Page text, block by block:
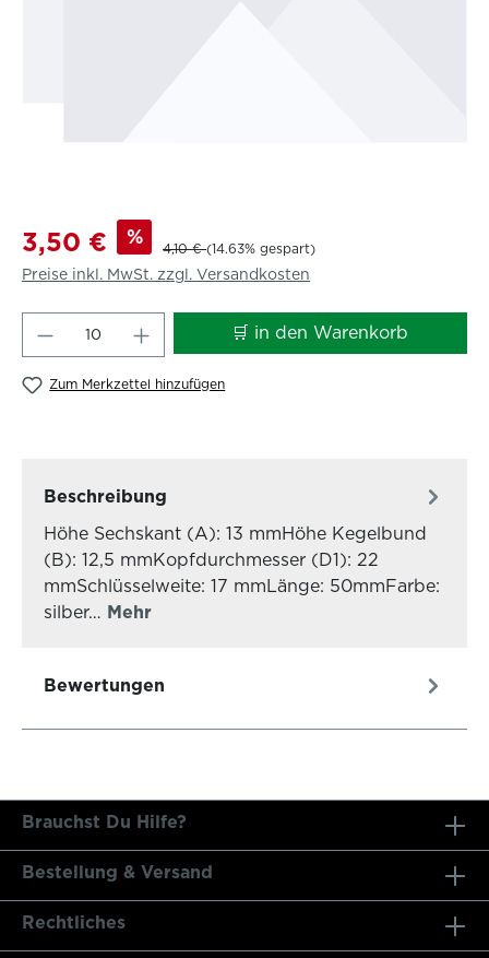
3,50 € %
4,10 €(14.63% gespart)
Preise inkl. MwSt. zzgl. Versandkosten
Produkt Anzahl: Gib den🛒 in den Warenkorb
Zum Merkzettel hinzufügen
Beschreibung
Höhe Sechskant (A): 13 mmHöhe Kegelbund
(B): 12,5 mmKopfdurchmesser (D1): 22
mmSchlüsselweite: 17 mmLänge: 50mmFarbe:
silber… Mehr
Bewertungen
Brauchst Du Hilfe?
Bestellung & Versand
Rechtliches